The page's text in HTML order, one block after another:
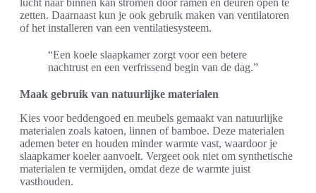
zetten. Daarnaast kun je ook gebruik maken van ventilatoren
of het installeren van een ventilatiesysteem.
“Een koele slaapkamer zorgt voor een betere
nachtrust en een verfrissend begin van de dag.”
Maak gebruik van natuurlijke materialen
Kies voor beddengoed en meubels gemaakt van natuurlijke
materialen zoals katoen, linnen of bamboe. Deze materialen
ademen beter en houden minder warmte vast, waardoor je
slaapkamer koeler aanvoelt. Vergeet ook niet om synthetische
materialen te vermijden, omdat deze de warmte juist
vasthouden.